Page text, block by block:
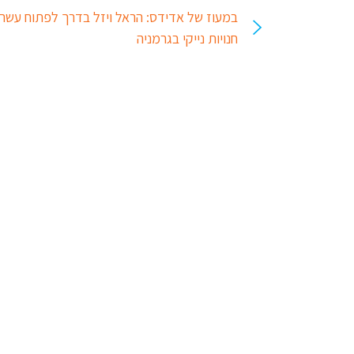
במעוז של אדידס: הראל ויזל בדרך לפתוח
חנויות נייקי בגרמניה